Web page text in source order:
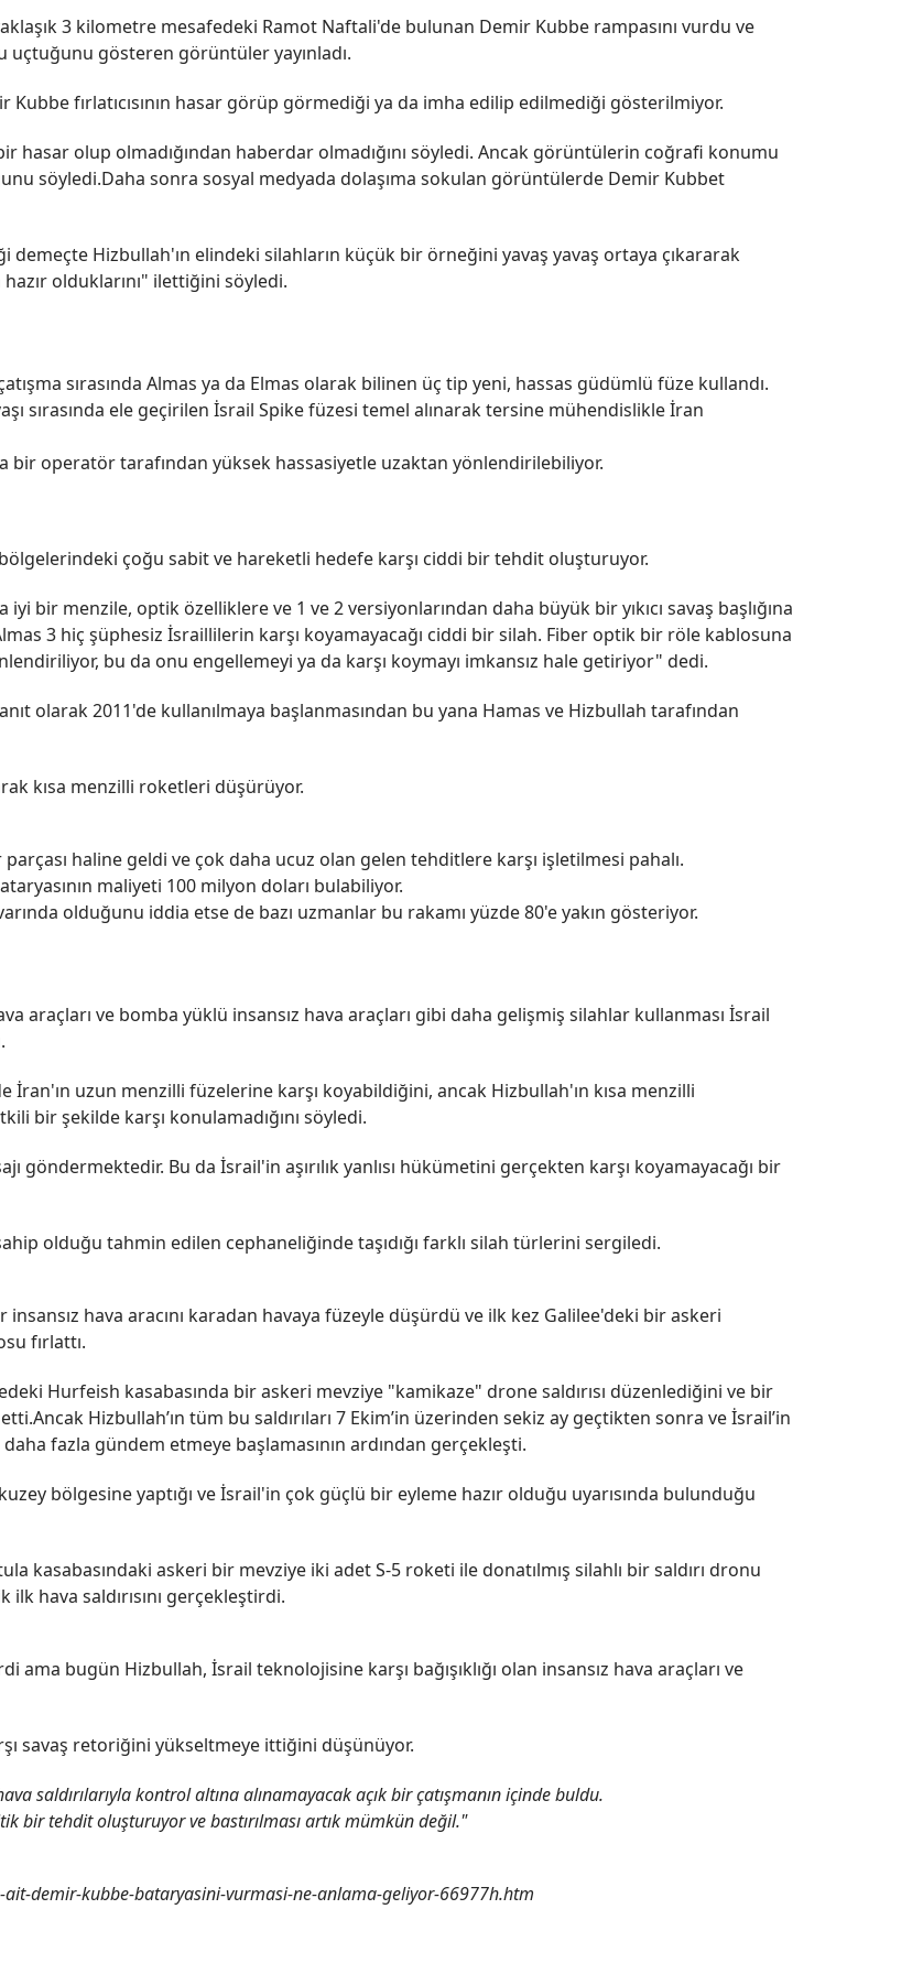
3 kilometre mesafedeki Ramot Naftali'de bulunan Demir Kubbe rampasını vurdu ve
gösteren görüntüler yayınladı.
Kubbe fırlatıcısının hasar görüp görmediği ya da imha edilip edilmediği gösterilmiyor.
hasar olup olmadığından haberdar olmadığını söyledi. Ancak görüntülerin coğrafi konumu
söyledi.Daha sonra sosyal medyada dolaşıma sokulan görüntülerde Demir Kubbet
demeçte Hizbullah'ın elindeki silahların küçük bir örneğini yavaş yavaş ortaya çıkararak
olduklarını" ilettiğini söyledi.
sırasında Almas ya da Elmas olarak bilinen üç tip yeni, hassas güdümlü füze kullandı.
sırasında ele geçirilen İsrail Spike füzesi temel alınarak tersine mühendislikle İran
operatör tarafından yüksek hassasiyetle uzaktan yönlendirilebiliyor.
çoğu sabit ve hareketli hedefe karşı ciddi bir tehdit oluşturuyor.
bir menzile, optik özelliklere ve 1 ve 2 versiyonlarından daha büyük bir yıkıcı savaş başlığına
3 hiç şüphesiz İsraillilerin karşı koyamayacağı ciddi bir silah. Fiber optik bir röle kablosuna
bu da onu engellemeyi ya da karşı koymayı imkansız hale getiriyor" dedi.
olarak 2011'de kullanılmaya başlanmasından bu yana Hamas ve Hizbullah tarafından
kısa menzilli roketleri düşürüyor.
haline geldi ve çok daha ucuz olan gelen tehditlere karşı işletilmesi pahalı.
maliyeti 100 milyon doları bulabiliyor.
olduğunu iddia etse de bazı uzmanlar bu rakamı yüzde 80'e yakın gösteriyor.
araçları ve bomba yüklü insansız hava araçları gibi daha gelişmiş silahlar kullanması İsrail
uzun menzilli füzelerine karşı koyabildiğini, ancak Hizbullah'ın kısa menzilli
bir şekilde karşı konulamadığını söyledi.
göndermektedir. Bu da İsrail'in aşırılık yanlısı hükümetini gerçekten karşı koyamayacağı bir
olduğu tahmin edilen cephaneliğinde taşıdığı farklı silah türlerini sergiledi.
hava aracını karadan havaya füzeyle düşürdü ve ilk kez Galilee'deki bir askeri
fırlattı.
Hurfeish kasabasında bir askeri mevziye "kamikaze" drone saldırısı düzenlediğini ve bir
Hizbullah’ın tüm bu saldırıları 7 Ekim’in üzerinden sekiz ay geçtikten sonra ve İsrail’in
fazla gündem etmeye başlamasının ardından gerçekleşti.
bölgesine yaptığı ve İsrail'in çok güçlü bir eyleme hazır olduğu uyarısında bulunduğu
kasabasındaki askeri bir mevziye iki adet S-5 roketi ile donatılmış silahlı bir saldırı dronu
hava saldırısını gerçekleştirdi.
bugün Hizbullah, İsrail teknolojisine karşı bağışıklığı olan insansız hava araçları ve
savaş retoriğini yükseltmeye ittiğini düşünüyor.
saldırılarıyla kontrol altına alınamayacak açık bir çatışmanın içinde buldu.
bir tehdit oluşturuyor ve bastırılması artık mümkün değil."
demir-kubbe-bataryasini-vurmasi-ne-anlama-geliyor-66977h.htm